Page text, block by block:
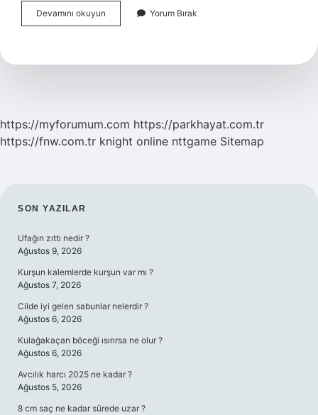
Devamını okuyun
Ne
Yorum Bırak
https://myforumum.com https://parkhayat.com.tr
https://fnw.com.tr knight online nttgame Sitemap
SIDEBAR
SON YAZILAR
Ufağın zıttı nedir ?
Ağustos 9, 2026
Kurşun kalemlerde kurşun var mı ?
Ağustos 7, 2026
Cilde iyi gelen sabunlar nelerdir ?
Ağustos 6, 2026
Kulağakaçan böceği ısırırsa ne olur ?
Ağustos 6, 2026
Avcılık harcı 2025 ne kadar ?
Ağustos 5, 2026
8 cm saç ne kadar sürede uzar ?